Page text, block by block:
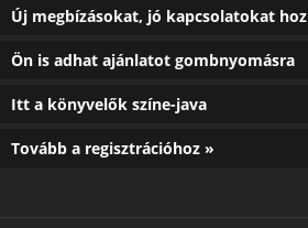
Új megbízásokat, jó kapcsolatokat hoz
Ön is adhat ajánlatot gombnyomásra
Itt a könyvelők színe-java
Tovább a regisztrációhoz »